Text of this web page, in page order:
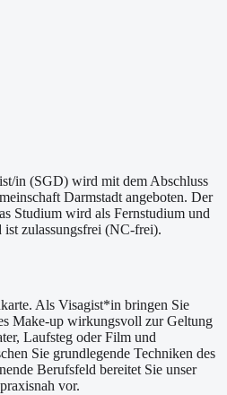
in (SGD) wird mit dem Abschluss
Darmstadt angeboten. Der
Studium wird als Fernstudium und
zulassungsfrei (NC-frei).
Als Visagist*in bringen Sie
Make-up wirkungsvoll zur Geltung
Laufsteg oder Film und
Sie grundlegende Techniken des
Berufsfeld bereitet Sie unser
vor.